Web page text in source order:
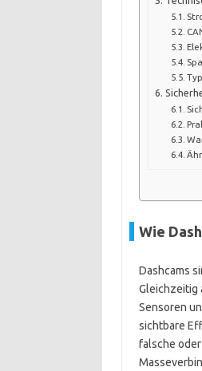
Wie
Dashcams
Gleichzeitig
Sensoren
sichtbare
falsche